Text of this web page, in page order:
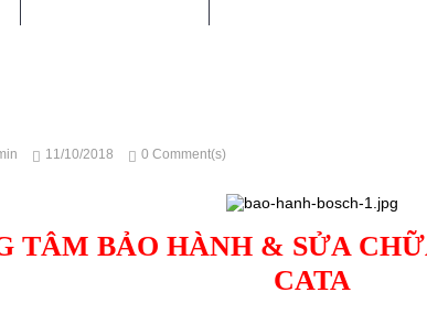
11/10/2018 0 Comment(s)
TÂM BẢO HÀNH & SỬA
CATA